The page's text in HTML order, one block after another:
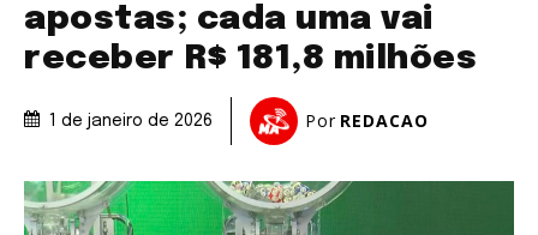
apostas; cada uma vai
receber R$ 181,8 milhões
1 de janeiro de 2026 Por REDACAO